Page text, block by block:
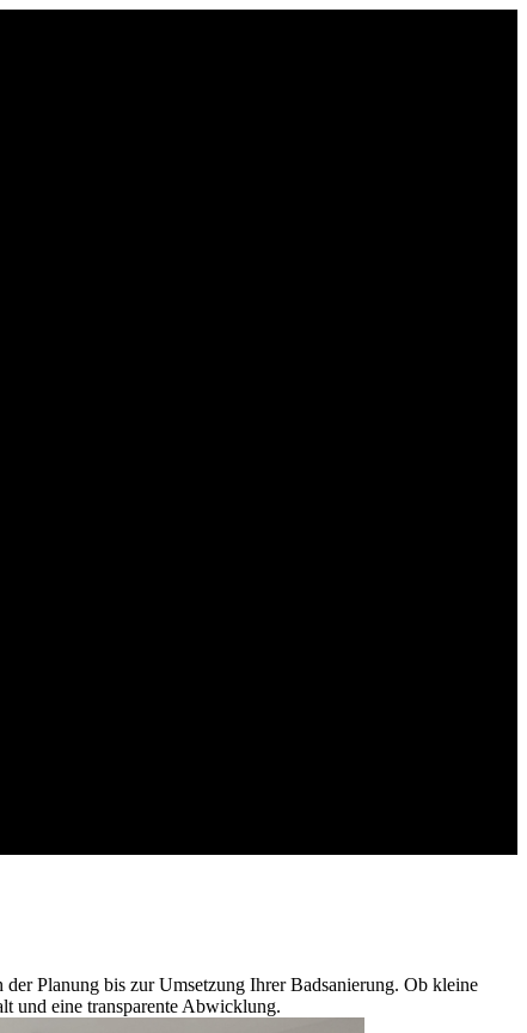
Planung bis zur Umsetzung Ihrer Badsanierung. Ob kleine
und eine transparente Abwicklung.